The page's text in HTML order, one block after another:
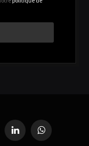
LinkedIn WhatsApp